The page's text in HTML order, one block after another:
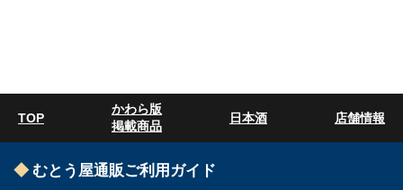
TOP
かわら版
掲載商品
日本酒 店舗情報
むとう屋通販ご利用ガイド